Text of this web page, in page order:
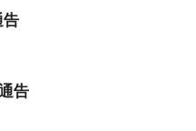
告
告